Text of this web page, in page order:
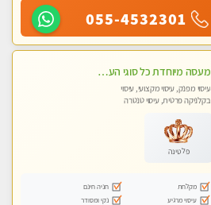
055-4532301
מעסה מיוחדת כל סוגי העיסויים מעסה מקצועית ואיכותית פרטי!!!מומלץ לחלוטין!!!!
עיסוי מפנק, עיסוי מקצועי, עיסוי
בקלניקה פרטית, עיסוי טנטרה
פלטינה
מקלחת
חניה חינם
עיסוי מרגיע
נקי ומסודר